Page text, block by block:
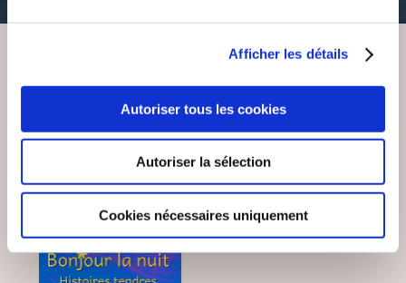
Afficher les détails
Autoriser tous les cookies
Autoriser la sélection
Cookies nécessaires uniquement
VOUS AIMEREZ AUSSI
NEW